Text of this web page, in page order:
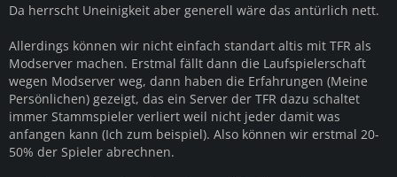
Da herrscht Uneinigkeit aber generell wäre das antürlich nett.
Allerdings können wir nicht einfach standart altis mit TFR als
Modserver machen. Erstmal fällt dann die Laufspielerschaft
wegen Modserver weg, dann haben die Erfahrungen (Meine
Persönlichen) gezeigt, das ein Server der TFR dazu schaltet
immer Stammspieler verliert weil nicht jeder damit was
anfangen kann (Ich zum beispiel). Also können wir erstmal 20-
50% der Spieler abrechnen.